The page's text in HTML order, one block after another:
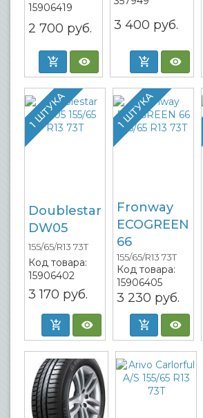
15906419
2 700 руб. 3 400 руб.
1 ШТУКА
Doublestar
DW05
155/65/R13 73T
Код товара:
15906402
3 170 руб.
1 ШТУКА
Fronway
ECOGREEN
66
155/65/R13 73T
Код товара:
15906405
3 230 руб.